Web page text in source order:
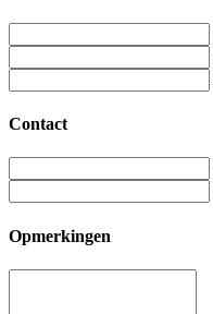
Contact
Opmerkingen